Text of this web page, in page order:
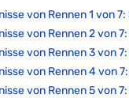
von Rennen 1 von
von Rennen 2 von
von Rennen 3 von
von Rennen 4 von
von Rennen 5 von